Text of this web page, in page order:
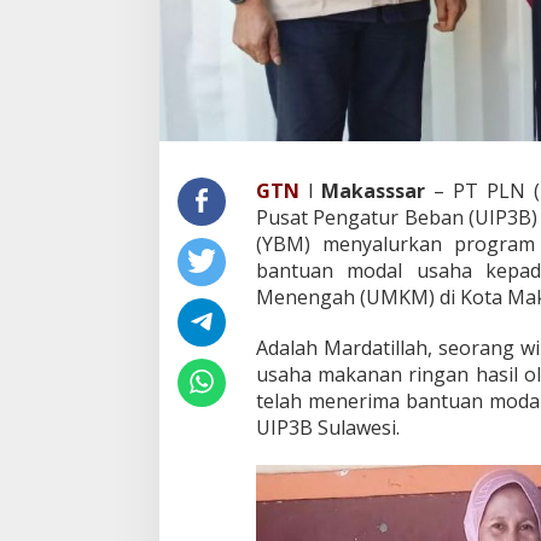
g
a
l
l
a
e
o
l
h
B
n
t
GTN l Makasssar– PT PLN
Pusat Pengatur Beban
(YBM) menyalurkan
bantuan modal usaha
Menengah (UMKM) di Kota
Adalah Mardatillah, seorang
usaha makanan ringan hasil
telah menerima bantuan
UIP3B Sulawesi.